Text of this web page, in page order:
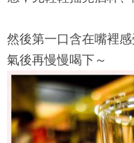
然後第一口含在嘴裡
氣後再慢慢喝下～